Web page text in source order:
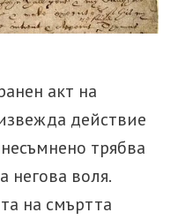
акт на
действие
трябва
негова воля.
на смъртта